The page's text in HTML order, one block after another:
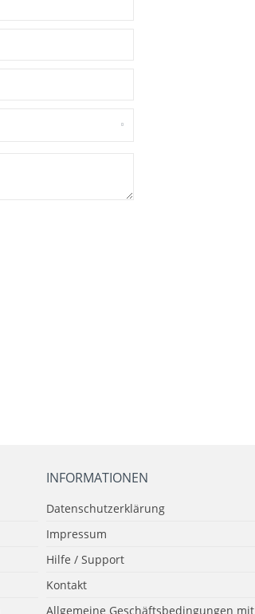
INFORMATIONEN
Datenschutzerklärung
Impressum
Hilfe / Support
Kontakt
Allgemeine Geschäftsbedingungen mit